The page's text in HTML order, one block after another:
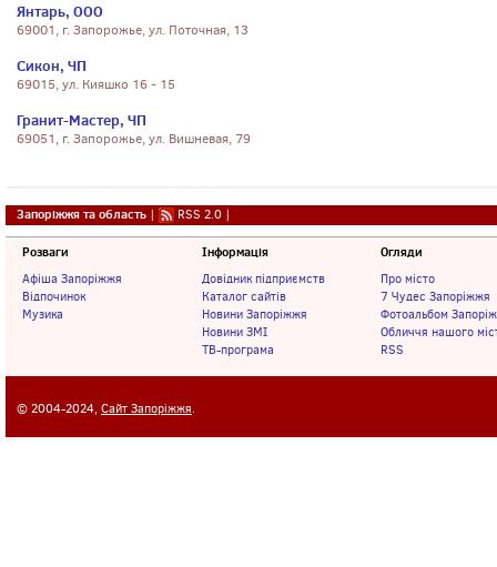
Янтарь, ООО
69001, г. Запорожье, ул. Поточная, 13
Сикон, ЧП
69015, ул. Кияшко 16 - 15
Гранит-Мастер, ЧП
69051, г. Запорожье, ул. Вишневая, 79
Запоріжжя та область | RSS 2.0 |
Розваги
Афіша Запоріжжя
Відпочинок
Музика
Інформація
Довідник підприємств
Каталог сайтів
Новини Запоріжжя
Новини ЗМІ
ТВ-програма
Огляди
Про місто
7 Чудес Запоріжжя
Фотоальбом
Обличчя нашого
RSS
© 2004-2024, Сайт Запоріжжя.